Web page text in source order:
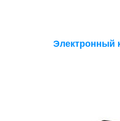
Электронный